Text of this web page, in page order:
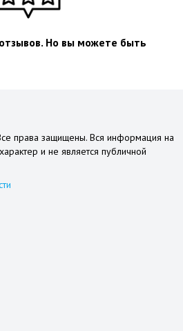
Но вы можете быть
права защищены. Вся информация на
и не является публичной